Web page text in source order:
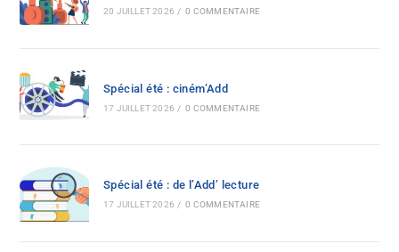
20 JUILLET 2026 / 0 COMMENTAIRE
Spécial été : ciném’Add
17 JUILLET 2026 / 0 COMMENTAIRE
Spécial été : de l’Add’ lecture
17 JUILLET 2026 / 0 COMMENTAIRE